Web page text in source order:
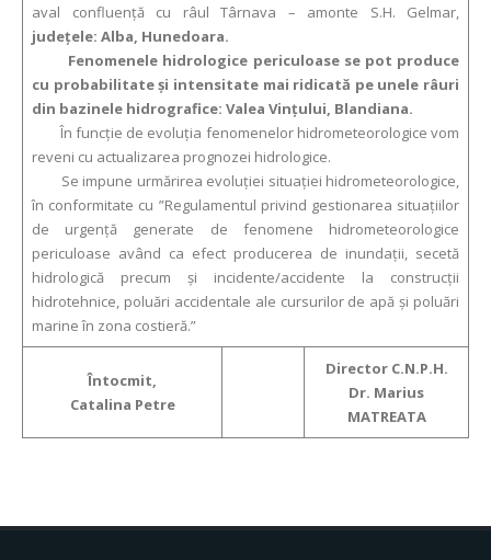
aval confluenţă cu râul Târnava – amonte S.H. Gelmar,
județele: Alba, Hunedoara.
Fenomenele hidrologice periculoase se pot produce
cu probabilitate și intensitate mai ridicată pe unele râuri
din bazinele hidrografice: Valea Vinţului, Blandiana.
În funcție de evoluția fenomenelor hidrometeorologice vom
reveni cu actualizarea prognozei hidrologice.
Se impune urmărirea evoluției situației hidrometeorologice,
în conformitate cu ”Regulamentul privind gestionarea situațiilor
de urgență generate de fenomene hidrometeorologice
periculoase având ca efect producerea de inundații, secetă
hidrologică precum și incidente/accidente la construcții
hidrotehnice, poluări accidentale ale cursurilor de apă și poluări
marine în zona costieră.”
Întocmit,
Catalina Petre
Director C.N.P.H.
Dr. Marius
MATREATA